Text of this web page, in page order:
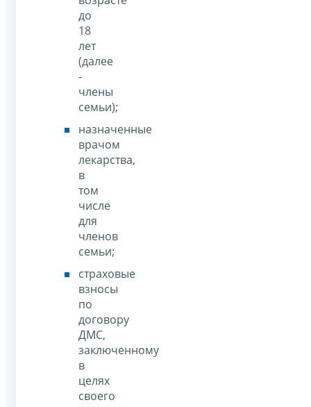
до
18
лет
(далее
-
члены
семьи);
назначенные
врачом
лекарства,
в
том
числе
для
членов
семьи;
страховые
взносы
по
договору
ДМС,
заключенному
в
целях
своего